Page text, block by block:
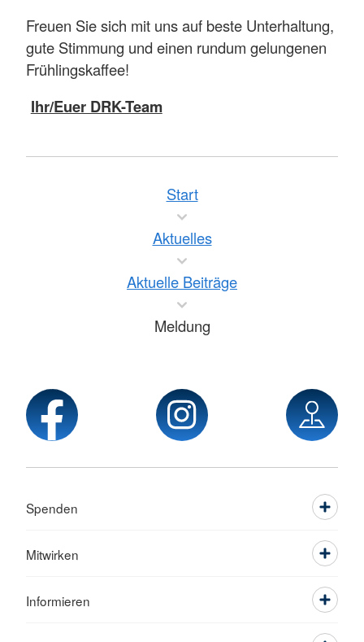
Freuen Sie sich mit uns auf beste Unterhaltung,
gute Stimmung und einen rundum gelungenen
Frühlingskaffee!
Ihr/Euer DRK-Team
Start
Aktuelles
Aktuelle Beiträge
Meldung
Spenden
Mitwirken
Informieren